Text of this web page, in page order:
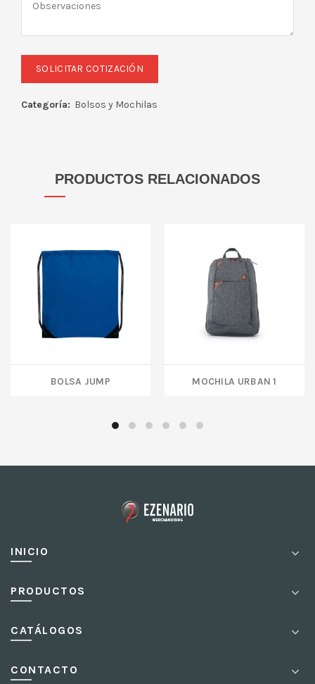
Categoría: Bolsos y Mochilas
PRODUCTOS RELACIONADOS
BOLSA JUMP MOCHILA URBAN 1
INICIO
PRODUCTOS
CATÁLOGOS
CONTACTO